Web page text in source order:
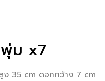
พุ่ม x7
ง 35 cm ดอกกว้าง 7 cm